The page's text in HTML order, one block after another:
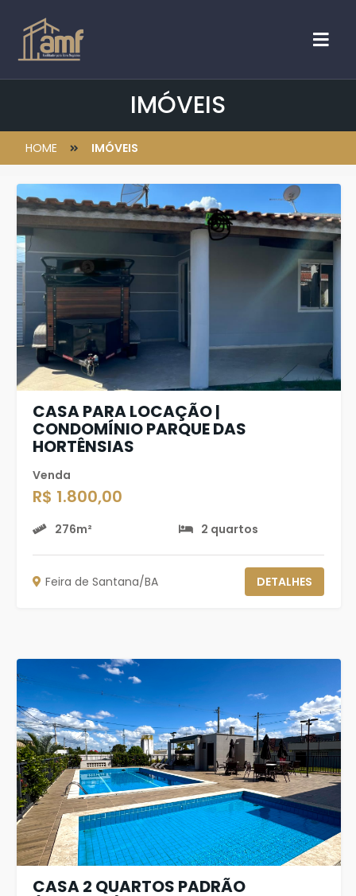
IMÓVEIS
HOME IMÓVEIS
CASA PARA LOCAÇÃO |
CONDOMÍNIO PARQUE DAS
HORTÊNSIAS
Venda
R$ 1.800,00
276m² 2 quartos
Feira de Santana/BA DETALHES
CASA 2 QUARTOS PADRÃO